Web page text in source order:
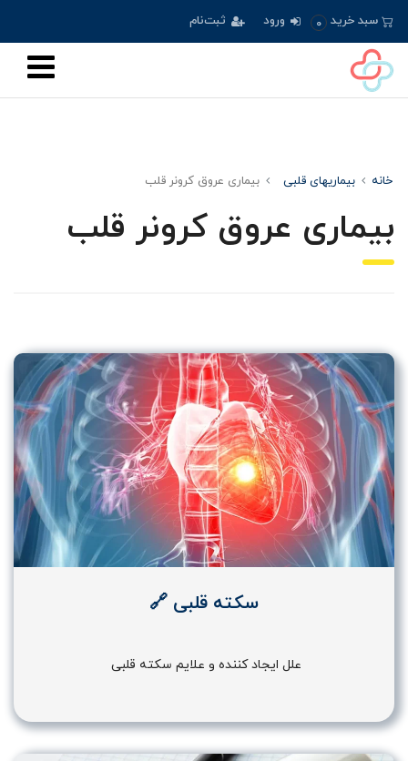
سبد خرید 0 ورود ثبت‌نام
خانه بیماریهای قلبی بیماری عروق کرونر قلب
بیماری عروق کرونر قلب
سکته قلبی 🔗
علل ایجاد کننده و علایم سکته قلبی